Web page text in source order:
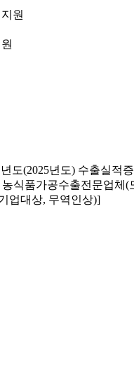
원
(2025년도) 수출실적
식품가공수출전문업체(
업대상, 무역인상)]